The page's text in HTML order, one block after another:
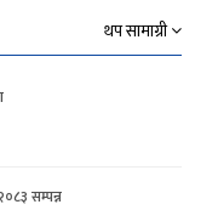
थप सामाग्री
सम्पन्न